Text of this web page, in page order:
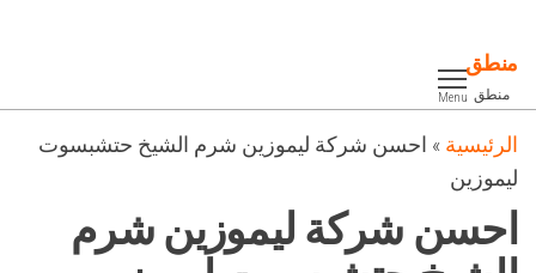
content
منطق
منطق Menu
الرئيسية » احسن شركة ليموزين شرم الشيخ حتشبسوت
ليموزين
احسن شركة ليموزين شرم